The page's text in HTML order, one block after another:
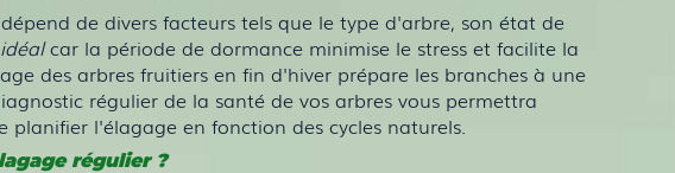
de divers facteurs tels que le type d'arbre, son état de
car la période de dormance minimise le stress et facilite la
des arbres fruitiers en fin d'hiver prépare les branches à une
régulier de la santé de vos arbres vous permettra
planifier l'élagage en fonction des cycles naturels.
régulier ?